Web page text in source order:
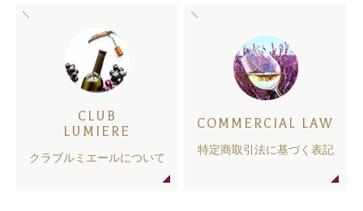
CLUB
LUMIERE
クラブルミエールについて
COMMERCIAL LAW
特定商取引法に基づく表記